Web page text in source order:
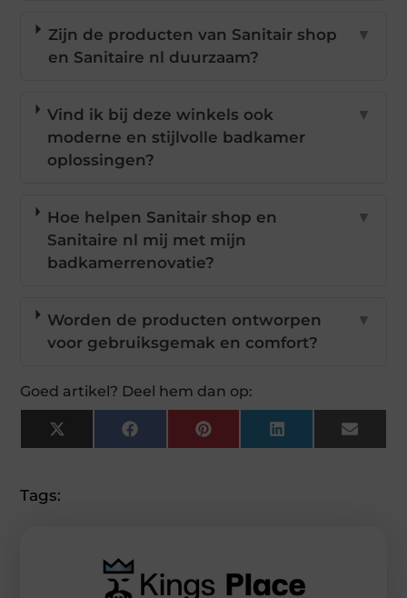
Zijn de producten van Sanitair shop
en Sanitaire nl duurzaam?
▼
Vind ik bij deze winkels ook
moderne en stijlvolle badkamer
oplossingen?
▼
Hoe helpen Sanitair shop en
Sanitaire nl mij met mijn
badkamerrenovatie?
▼
Worden de producten ontworpen
voor gebruiksgemak en comfort?
▼
Goed artikel? Deel hem dan op:
X
(Twitter)
FacebookPinterestLinkedInEmail
Tags: